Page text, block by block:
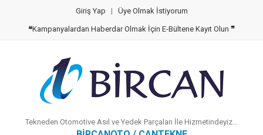
Giriş Yap | Üye Olmak İstiyorum
❝Kampanyalardan Haberdar Olmak İçin E-Bültene Kayıt Olun ❞
Tekneden Otomotive Asıl ve Yedek Parçaları İle Hizmetindeyiz...